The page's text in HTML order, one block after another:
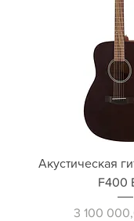
Акустическая
F400
Price
3 100